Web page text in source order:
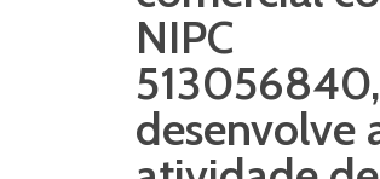
NIPC
513056840,
desenvolve